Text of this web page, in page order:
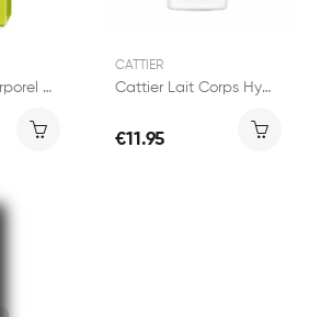
Kneipp Lait Corporel Citronnelle et Olive -...
CATTIER
Cattier Lait Corps Hydratant Beurre de Karité...
€11.95